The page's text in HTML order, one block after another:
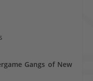
Gangs of New